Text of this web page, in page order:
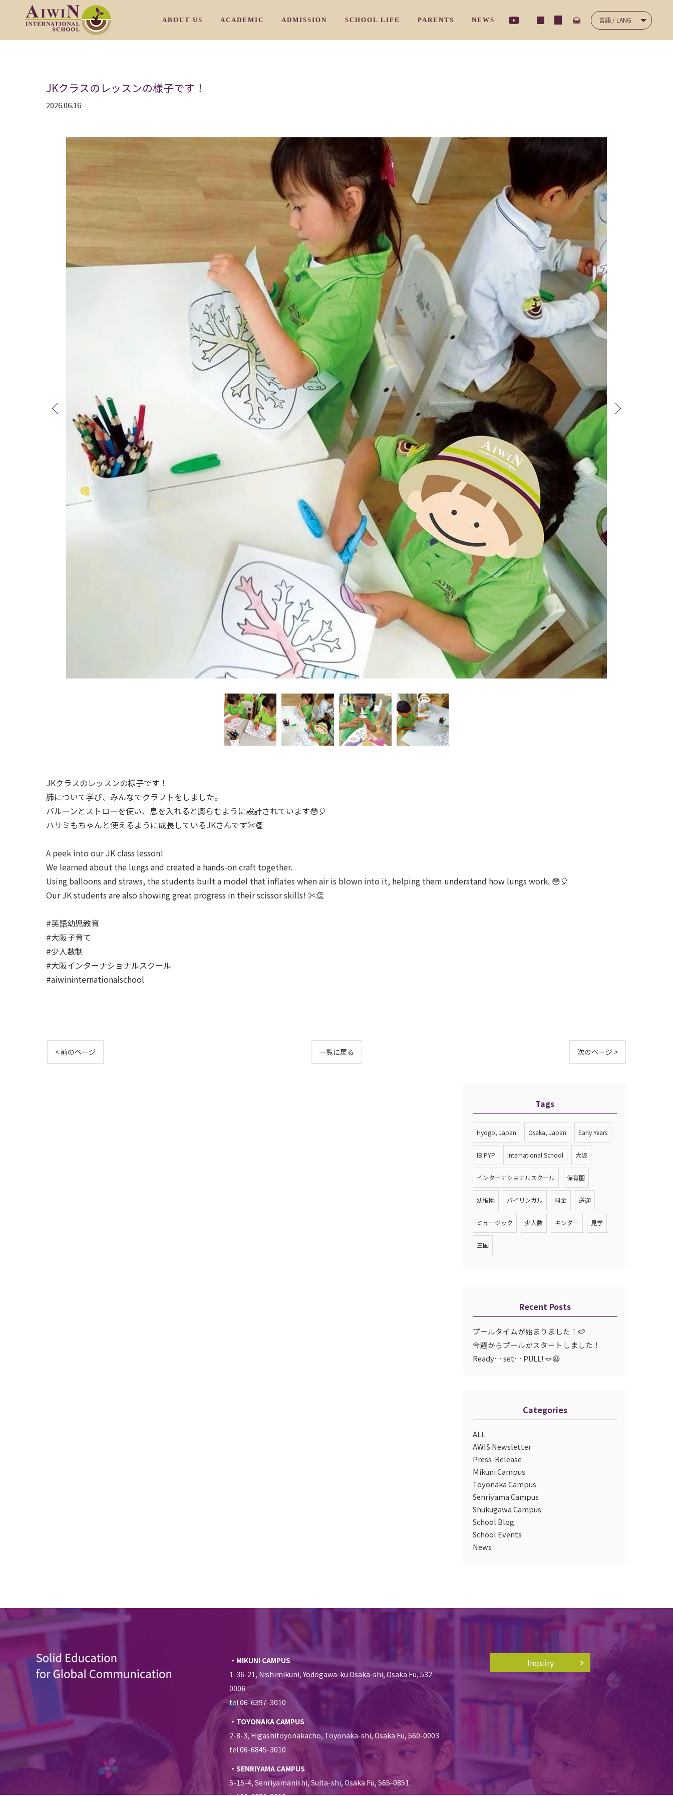
ABOUT US
OUR CAMPUS MIKUNI
OUR CAMPUS SENRIYAMA/ 千里山校
/ 夙川校
ACADEMIC ADMISSION SCHOOL LIFE
JUNIOR KINDY/ ジュニアキンディ
KINDY / キンディ
PARENTS NEWS 言語 / LANG
JKクラスのレッスンの様子です！
2026.06.16
JKクラスのレッスンの様子です！
肺について学び、みんなでクラフトをしました。
バルーンとストローを使い、息を入れると膨らむように設計されています😳🎈
ハサミもちゃんと使えるように成長しているJKさんです✂️👏
A peek into our JK class lesson!
We learned about the lungs and created a hands-on craft together.
Using balloons and straws, the students built a model that inflates when air is blown into it, helping them understand how lungs work. 😳🎈
Our JK students are also showing great progress in their scissor skills! ✂️👏
#英語幼児教育
#大阪子育て
#少人数制
#大阪インターナショナルスクール
#aiwininternationalschool
< 前のページ 一覧に戻る 次のページ >
Categories
ALL
AWIS Newsletter
Press-Release
Mikuni Campus
Toyonaka Campus
Senriyama Campus
Shukugawa Campus
School Blog
School Events
News
Recent Posts
プールタイムが始まりました！🍉
今週からプールがスタートしました！
Ready… set… PULL! 🪢😆
Tags
Hyogo, Japan Osaka, Japan Early Years
IB PYP International School 大阪
インターナショナルスクール 保育園
幼稚園 バイリンガル 料金 送迎
ミュージック 少人数 キンダー 見学
三国
・MIKUNI CAMPUS
1-36-21, Nishimikuni, Yodogawa-ku Osaka-shi, Osaka Fu, 532-
0006
tel 06-6397-3010
・TOYONAKA CAMPUS
2-8-3, Higashitoyonakacho, Toyonaka-shi, Osaka Fu, 560-0003
tel 06-6845-3010
・SENRIYAMA CAMPUS
5-15-4, Senriyamanishi, Suita-shi, Osaka Fu, 565-0851
Inquiry